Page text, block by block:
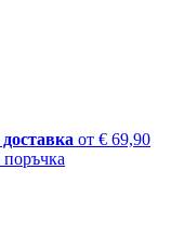
от € 69,90